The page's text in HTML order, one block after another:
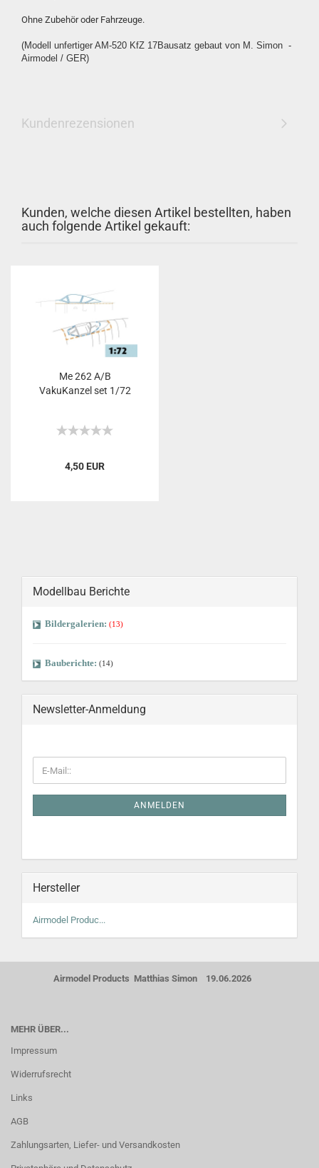
Ohne Zubehör oder Fahrzeuge.
(Modell unfertiger AM-520 KfZ 17Bausatz gebaut von M. Simon -
Airmodel / GER)
Kundenrezensionen
Kunden, welche diesen Artikel bestellten, haben
auch folgende Artikel gekauft:
Me 262 A/B
VakuKanzel set 1/72
4,50 EUR
Modellbau Berichte
Bildergalerien: (13)
Bauberichte: (14)
Newsletter-Anmeldung
ANMELDEN
Hersteller
Airmodel Produc...
Airmodel Products Matthias Simon 19.06.2026
MEHR ÜBER...
Impressum
Widerrufsrecht
Links
AGB
Zahlungsarten, Liefer- und Versandkosten